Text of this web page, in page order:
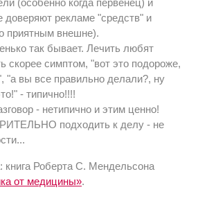
(особенно когда первенец) и
доверяют рекламе "средств" и
приятным внешне).
так бывает. Лечить любят
скорее симптом, "вот это подороже,
"а вы все правильно делали?, ну
- типично!!!!
- нетипично и этим ценно!
подходить к делу - не
книга Роберта С. Мендельсона
от медицины».